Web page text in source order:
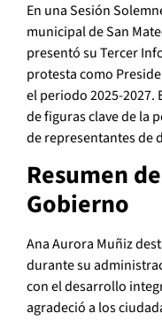
En una Sesión
municipal de San
presentó su Tercer
protesta como
el periodo 2025-2027.
de figuras clave de la
de representantes de
Resumen
Gobierno
Ana Aurora Muñiz
durante su
con el desarrollo
agradeció a los